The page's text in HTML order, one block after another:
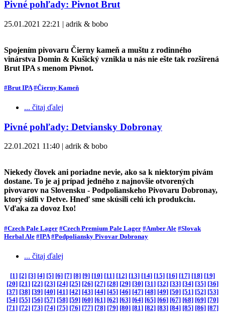
Pivné pohľady: Pivnot Brut
25.01.2021 22:21 | adrik & bobo
Spojením pivovaru Čierny kameň a muštu z rodinného
vinárstva Domin & Kušický vznikla u nás nie ešte tak rozšírená
Brut IPA s menom Pivnot.
#Brut IPA #Čierny Kameň
... čitaj ďalej
Pivné pohľady: Detviansky Dobronay
22.01.2021 11:40 | adrik & bobo
Niekedy človek ani poriadne nevie, ako sa k niektorým pivám
dostane. To je aj prípad jedného z najnovšie otvorených
pivovarov na Slovensku - Podpolianskeho Pivovaru Dobronay,
ktorý sídli v Detve. Hneď sme skúsili celú ich produkciu.
Vďaka za dovoz Ixo!
#Czech Pale Lager #Czech Premium Pale Lager #Amber Ale #Slovak
Herbal Ale #IPA #Podpoliansky Pivovar Dobronay
... čitaj ďalej
[1] [2] [3] [4] [5] [6] [7] [8] [9] [10] [11] [12] [13] [14] [15] [16] [17] [18] [19]
[20] [21] [22] [23] [24] [25] [26] [27] [28] [29] [30] [31] [32] [33] [34] [35] [36]
[37] [38] [39] [40] [41] [42] [43] [44] [45] [46] [47] [48] [49] [50] [51] [52] [53]
[54] [55] [56] [57] [58] [59] [60] [61] [62] [63] [64] [65] [66] [67] [68] [69] [70]
[71] [72] [73] [74] [75] [76] [77] [78] [79] [80] [81] [82] [83] [84] [85] [86] [87]